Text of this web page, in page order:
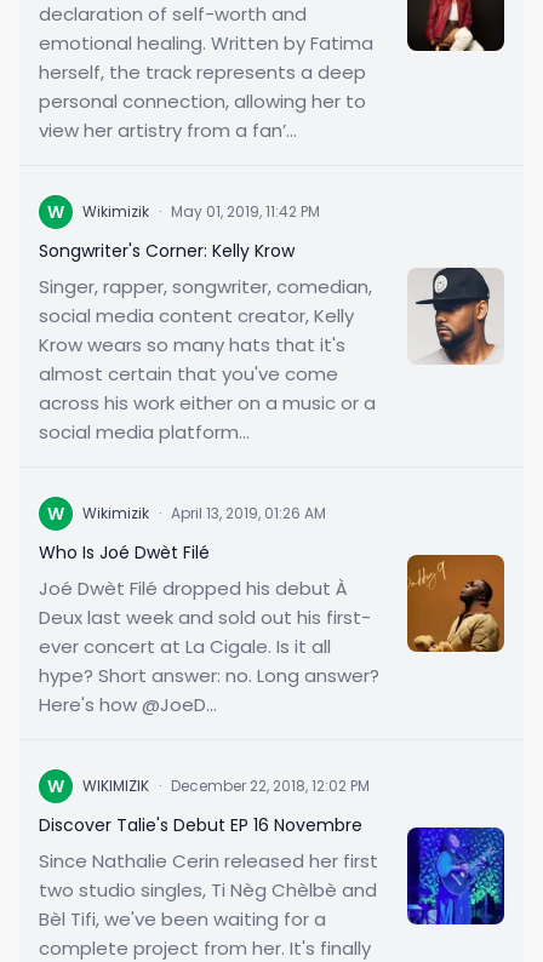
declaration of self-worth and
emotional healing. Written by Fatima
herself, the track represents a deep
personal connection, allowing her to
view her artistry from a fan’...
W Wikimizik · May 01, 2019, 11:42 PM
Songwriter's Corner: Kelly Krow
Singer, rapper, songwriter, comedian,
social media content creator, Kelly
Krow wears so many hats that it's
almost certain that you've come
across his work either on a music or a
social media platform...
W Wikimizik · April 13, 2019, 01:26 AM
Who Is Joé Dwèt Filé
Joé Dwèt Filé dropped his debut À
Deux last week and sold out his first-
ever concert at La Cigale. Is it all
hype? Short answer: no. Long answer?
Here's how @JoeD...
W WIKIMIZIK · December 22, 2018, 12:02 PM
Discover Talie's Debut EP 16 Novembre
Since Nathalie Cerin released her first
two studio singles, Ti Nèg Chèlbè and
Bèl Tifi, we've been waiting for a
complete project from her. It's finally